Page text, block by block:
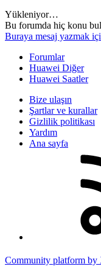
Yükleniyor…
Bu forumda hiç konu
Buraya mesaj yazmak
Forumlar
Huawei Diğer
Huawei Saatler
Bize ulaşın
Şartlar ve kurallar
Gizlilik politikası
Yardım
Ana sayfa
Community platform by